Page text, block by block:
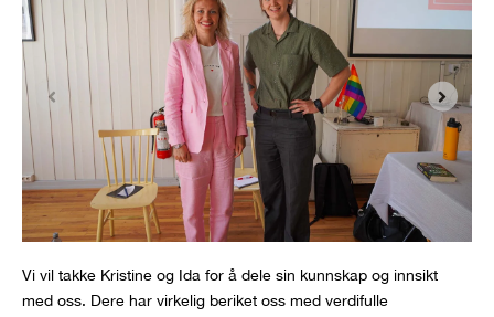
Vi vil takke Kristine og Ida for å dele sin kunnskap og innsikt
med oss. Dere har virkelig beriket oss med verdifulle